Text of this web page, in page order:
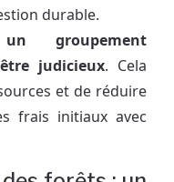
durable.
groupement
judicieux. Cela
et de réduire
frais initiaux avec